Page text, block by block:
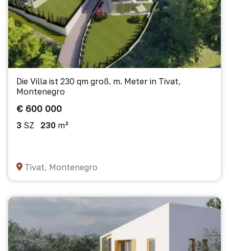
Die Villa ist 230 qm groß. m. Meter in Tivat,
Montenegro
€ 600 000
3 SZ 230 m²
Tivat, Montenegro